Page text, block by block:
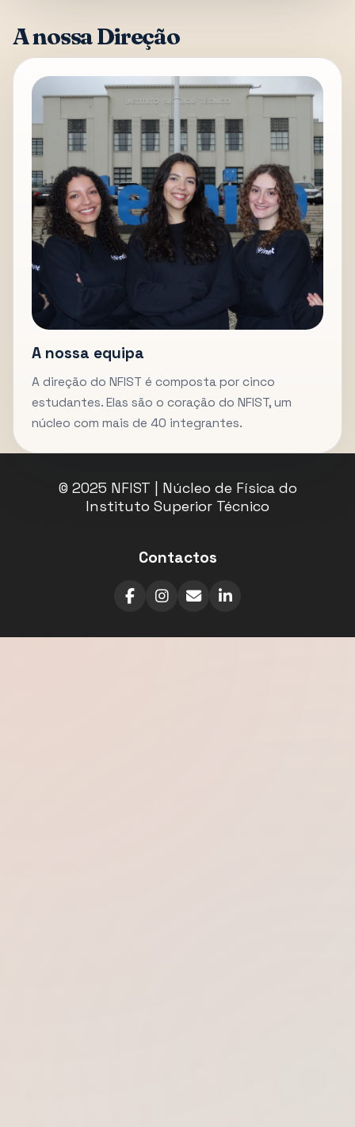
A nossa Direção
A nossa equipa
A direção do NFIST é composta por cinco
estudantes. Elas são o coração do NFIST, um
núcleo com mais de 40 integrantes.
© 2025 NFIST | Núcleo de Física do
Instituto Superior Técnico
Contactos